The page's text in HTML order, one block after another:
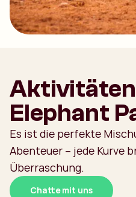
Elephant
Es ist die perfekte
Abenteuer – jede Kurve
Überraschung.
Chatte mit uns